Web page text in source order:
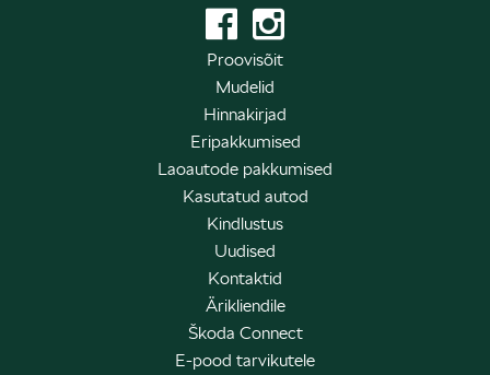
Proovisõit
Mudelid
Hinnakirjad
Eripakkumised
Laoautode pakkumised
Kasutatud autod
Kindlustus
Uudised
Kontaktid
Ärikliendile
Škoda Connect
E-pood tarvikutele